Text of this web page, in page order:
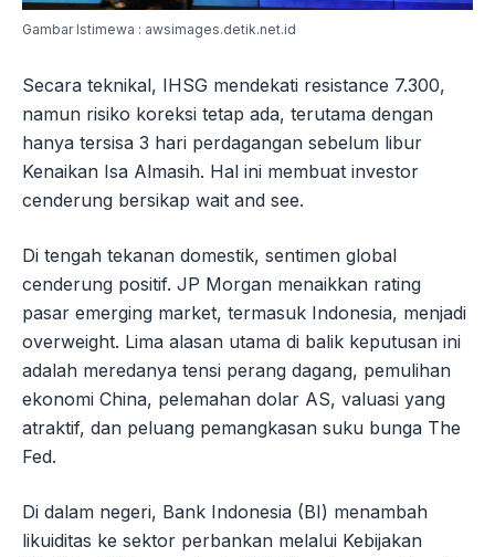
Gambar Istimewa : awsimages.detik.net.id
Secara teknikal, IHSG mendekati resistance 7.300,
namun risiko koreksi tetap ada, terutama dengan
hanya tersisa 3 hari perdagangan sebelum libur
Kenaikan Isa Almasih. Hal ini membuat investor
cenderung bersikap wait and see.
Di tengah tekanan domestik, sentimen global
cenderung positif. JP Morgan menaikkan rating
pasar emerging market, termasuk Indonesia, menjadi
overweight. Lima alasan utama di balik keputusan ini
adalah meredanya tensi perang dagang, pemulihan
ekonomi China, pelemahan dolar AS, valuasi yang
atraktif, dan peluang pemangkasan suku bunga The
Fed.
Di dalam negeri, Bank Indonesia (BI) menambah
likuiditas ke sektor perbankan melalui Kebijakan